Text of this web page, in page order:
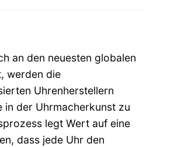
an den neuesten globalen
werden die
Uhrenherstellern
der Uhrmacherkunst zu
legt Wert auf eine
dass jede Uhr den